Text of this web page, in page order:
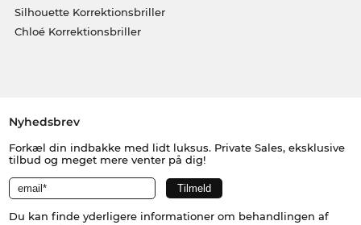
Silhouette Korrektionsbriller
Chloé Korrektionsbriller
Nyhedsbrev
Forkæl din indbakke med lidt luksus. Private Sales, eksklusive
tilbud og meget mere venter på dig!
Du kan finde yderligere informationer om behandlingen af